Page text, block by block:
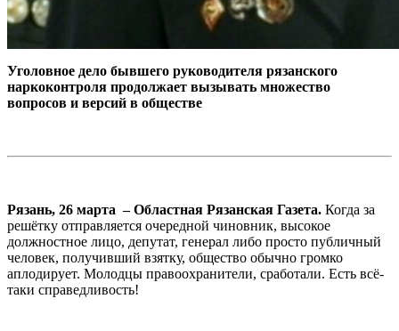
Уголовное дело бывшего руководителя рязанского
наркоконтроля продолжает вызывать множество
вопросов и версий в обществе
Рязань, 26 марта – Областная Рязанская Газета. Когда за
решётку отправляется очередной чиновник, высокое
должностное лицо, депутат, генерал либо просто публичный
человек, получивший взятку, общество обычно громко
аплодирует. Молодцы правоохранители, сработали. Есть всё-
таки справедливость!